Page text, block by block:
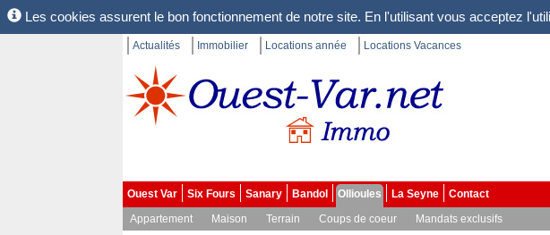
Les cookies assurent le bon fonctionnement de notre site. En l'utilisant vous acceptez
Actualités Immobilier Locations année Locations Vacances
Ouest Var Six Fours Sanary Bandol Ollioules La Seyne
Contact
Appartement
Maison Terrain Coups de coeur Mandats exclusifs